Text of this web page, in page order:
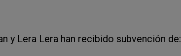
y Lera Lera han recibido subvención de: